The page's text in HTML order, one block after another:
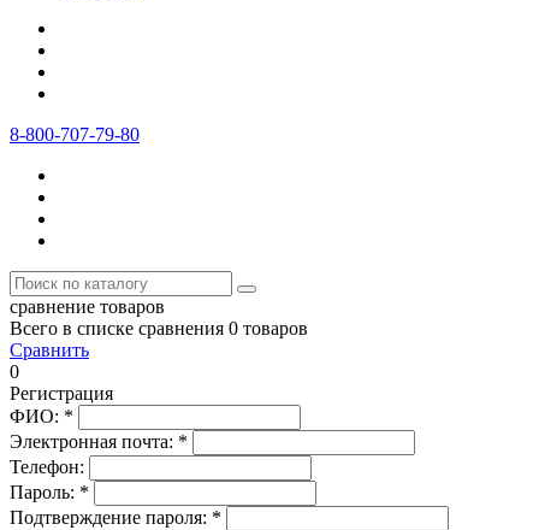
8-800-707-79-80
сравнение товаров
Всего в списке сравнения 0 товаров
Сравнить
0
Регистрация
ФИО: *
Электронная почта: *
Телефон:
Пароль: *
Подтверждение пароля: *